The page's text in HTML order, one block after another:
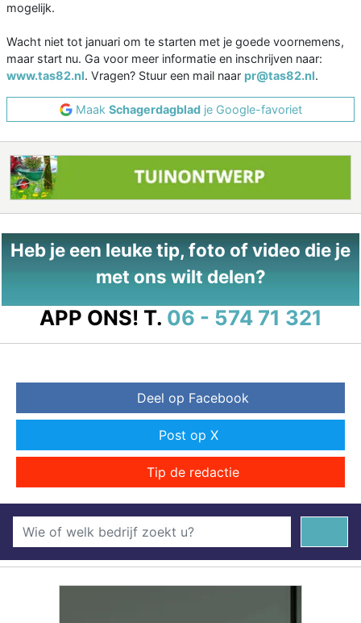
mogelijk.
Wacht niet tot januari om te starten met je goede voornemens,
maar start nu. Ga voor meer informatie en inschrijven naar:
www.tas82.nl. Vragen? Stuur een mail naar pr@tas82.nl.
Maak Schagerdagbladje Google-favoriet
Heb je een leuke tip, foto of video die je
met ons wilt delen?
APP ONS! T. 06 - 574 71 321
Deel op Facebook
Post op X
Tip de redactie